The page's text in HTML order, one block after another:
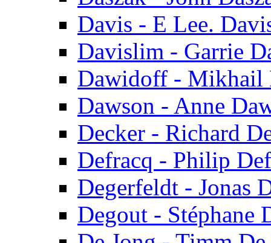
Davis - E Lee.
Davislim - Garrie
Dawidoff - Mikhail
Dawson - Anne
Decker - Richard
Defracq - Philip
Degerfeldt - Jonas
Degout - Stéphane